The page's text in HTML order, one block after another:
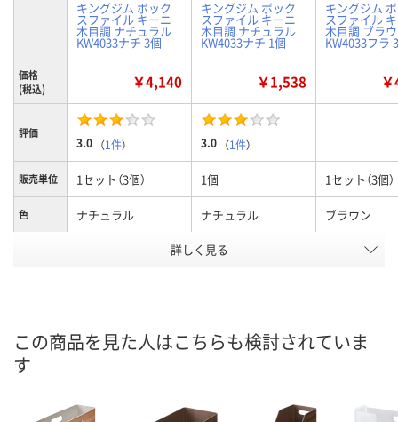
キングジム ボック
スファイル キーニ
木目調 ナチュラル
KW4033ナチ 3個
キングジム ボック
スファイル キーニ
木目調 ナチュラル
KW4033ナチ 1個
キングジム
スファイル
木目調 ブラ
KW4033フラ
価格
(税込)
￥4,140 ￥1,538
評価
3.0 （1件） 3.0 （1件）
販売単位 1セット（3個） 1個 1セット（3個）
色 ナチュラル ナチュラル ブラウン
AR85693 AR85700
お届け日 8月8日（土） 8月8日（土）
ついてご連絡
数量 数量
詳しく見る
この商品を見た人はこちらも検討されていま
す